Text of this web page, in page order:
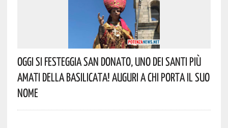
Oggi Si Festeggia San Donato, Uno Dei Santi Più
Amati Della Basilicata! Auguri A Chi Porta Il Suo
Nome